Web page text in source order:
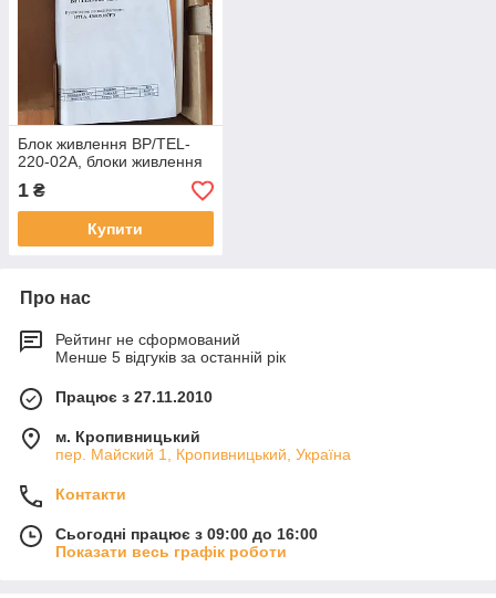
Блок живлення ВР/TEL-
220-02А, блоки живлення
1 ₴
Купити
Про нас
Рейтинг не сформований
Менше 5 відгуків за останній рік
Працює з 27.11.2010
м. Кропивницький
пер. Майский 1, Кропивницький, Україна
Контакти
Сьогодні працює з 09:00 до 16:00
Показати весь графік роботи